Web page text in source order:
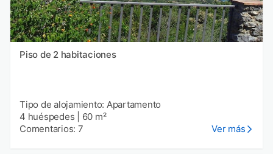
Piso de 2 habitaciones
Tipo de alojamiento: Apartamento
4 huéspedes
60 m²
Comentarios: 7
Ver más